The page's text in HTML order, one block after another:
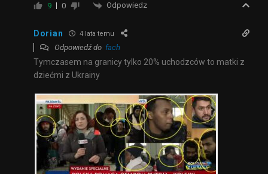
9 0 Odpowiedz
Dorian 4 lata temu
Odpowiedź do fach
Tymczasem na granicy tylko 20% uchodzców to matki z
dziećmi z Ukrainy